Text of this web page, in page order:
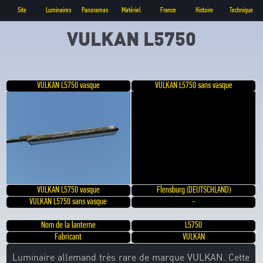
Site Luminaires Panoramas Matériel France Histoire Technique
VULKAN L5750
VULKAN L5750 vasque VULKAN L5750 sans vasque
VULKAN L5750 vasque
Flensburg (DEUTSCHLAND)
VULKAN L5750 sans vasque
-
Nom de la lanterne
L5750
Fabricant
VULKAN
Luminaire allemand très rare de marque VULKAN. Cette